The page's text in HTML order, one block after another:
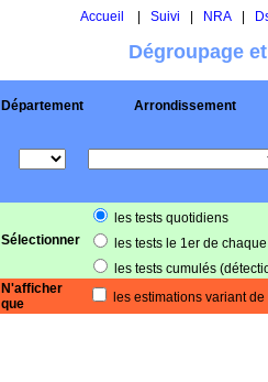
Accueil Suivi NRA|
Dégroupage
Département Arrondissement
Sélectionner
les tests quotidiens
les tests le 1er de
les tests cumulés
N'afficher
que
les estimations variant de